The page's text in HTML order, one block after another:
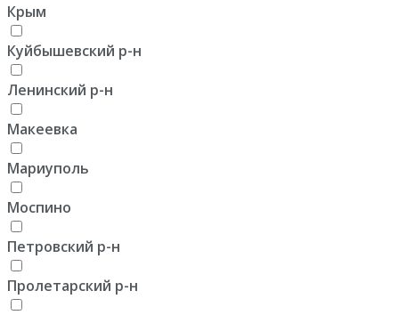
Крым
Куйбышевский р-н
Ленинский р-н
Макеевка
Мариуполь
Моспино
Петровский р-н
Пролетарский р-н